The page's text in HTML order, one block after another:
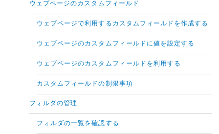
ウェブページのカスタムフィールド
ウェブページで利用するカスタムフィールドを作成する
ウェブページのカスタムフィールドに値を設定する
ウェブページのカスタムフィールドを利用する
カスタムフィールドの制限事項
フォルダの管理
フォルダの一覧を確認する